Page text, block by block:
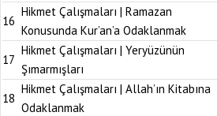
16
Hikmet Çalışmaları | Ramazan
Konusunda Kur’an’a Odaklanmak
17
Hikmet Çalışmaları | Yeryüzünün
Şımarmışları
18
Hikmet Çalışmaları | Allah’ın Kitabına
Odaklanmak